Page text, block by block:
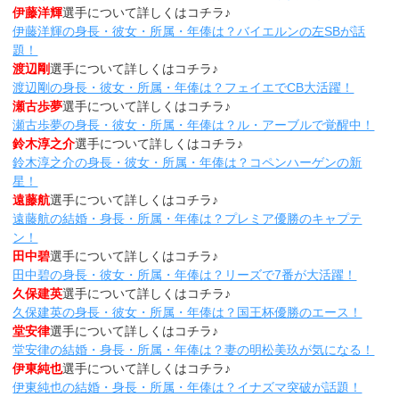
伊藤洋輝選手について詳しくはコチラ♪
伊藤洋輝の身長・彼女・所属・年俸は？バイエルンの左SBが話
題！
渡辺剛選手について詳しくはコチラ♪
渡辺剛の身長・彼女・所属・年俸は？フェイエでCB大活躍！
瀬古歩夢選手について詳しくはコチラ♪
瀬古歩夢の身長・彼女・所属・年俸は？ル・アーブルで覚醒中！
鈴木淳之介選手について詳しくはコチラ♪
鈴木淳之介の身長・彼女・所属・年俸は？コペンハーゲンの新
星！
遠藤航選手について詳しくはコチラ♪
遠藤航の結婚・身長・所属・年俸は？プレミア優勝のキャプテ
ン！
田中碧選手について詳しくはコチラ♪
田中碧の身長・彼女・所属・年俸は？リーズで7番が大活躍！
久保建英選手について詳しくはコチラ♪
久保建英の身長・彼女・所属・年俸は？国王杯優勝のエース！
堂安律選手について詳しくはコチラ♪
堂安律の結婚・身長・所属・年俸は？妻の明松美玖が気になる！
伊東純也選手について詳しくはコチラ♪
伊東純也の結婚・身長・所属・年俸は？イナズマ突破が話題！